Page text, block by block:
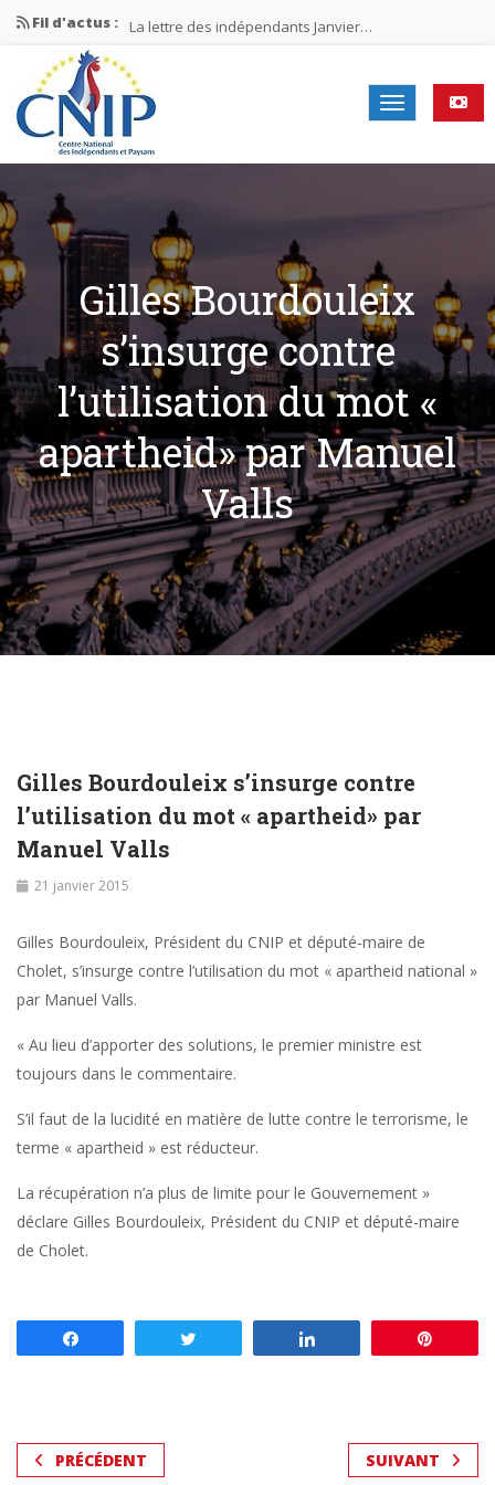
Fil d'actus : La lettre des indépendants Janvier…
La lettre des indépendants Novembre…
La lettre des indépendants Juin…
Mission nationale ÉLECTIONS MUNICIPALES 2026
Gilles Bourdouleix
s’insurge contre
l’utilisation du mot «
apartheid» par Manuel
Valls
Gilles Bourdouleix s’insurge contre
l’utilisation du mot « apartheid» par
Manuel Valls
21 janvier 2015
Gilles Bourdouleix, Président du CNIP et député-maire de
Cholet, s’insurge contre l’utilisation du mot « apartheid national »
par Manuel Valls.
« Au lieu d’apporter des solutions, le premier ministre est
toujours dans le commentaire.
S’il faut de la lucidité en matière de lutte contre le terrorisme, le
terme « apartheid » est réducteur.
La récupération n’a plus de limite pour le Gouvernement »
déclare Gilles Bourdouleix, Président du CNIP et député-maire
de Cholet.
PRÉCÉDENT SUIVANT